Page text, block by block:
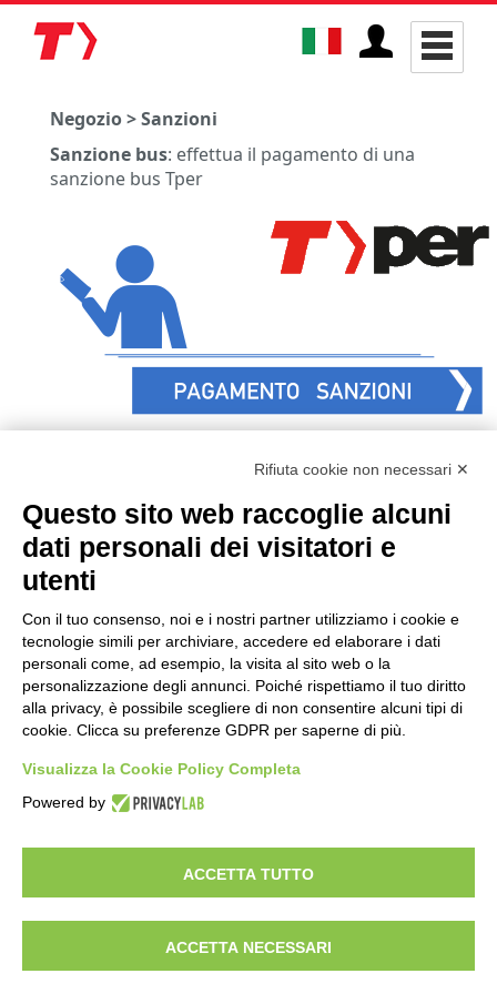
Negozio > Sanzioni
Sanzione bus: effettua il pagamento di una
sanzione bus Tper
: effettua il pagamento di
info|contatti
Servizi Online
Trasporto Passeggeri Emilia Romagna
Rifiuta cookie non necessari ✕
Questo sito web raccoglie alcuni
dati personali dei visitatori e
utenti
Con il tuo consenso, noi e i nostri partner utilizziamo i cookie e
tecnologie simili per archiviare, accedere ed elaborare i dati
personali come, ad esempio, la visita al sito web o la
personalizzazione degli annunci. Poiché rispettiamo il tuo diritto
alla privacy, è possibile scegliere di non consentire alcuni tipi di
cookie. Clicca su preferenze GDPR per saperne di più.
Visualizza la Cookie Policy Completa
Powered by
ACCETTA TUTTO
ACCETTA NECESSARI